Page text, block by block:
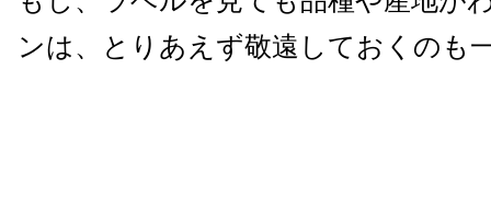
ンは、とりあえず敬遠しておくのも